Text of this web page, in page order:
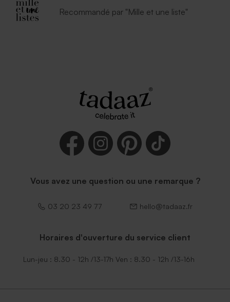
Recommandé par "Mille et une liste"
Vous avez une question ou une remarque ?
03 20 23 49 77 hello@tadaaz.fr
Horaires d'ouverture du service client
Lun-jeu : 8.30 - 12h /13-17h Ven : 8.30 - 12h /13-16h